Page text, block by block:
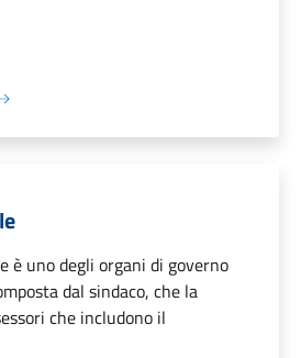
è uno degli organi di governo
dal sindaco, che la
che includono il